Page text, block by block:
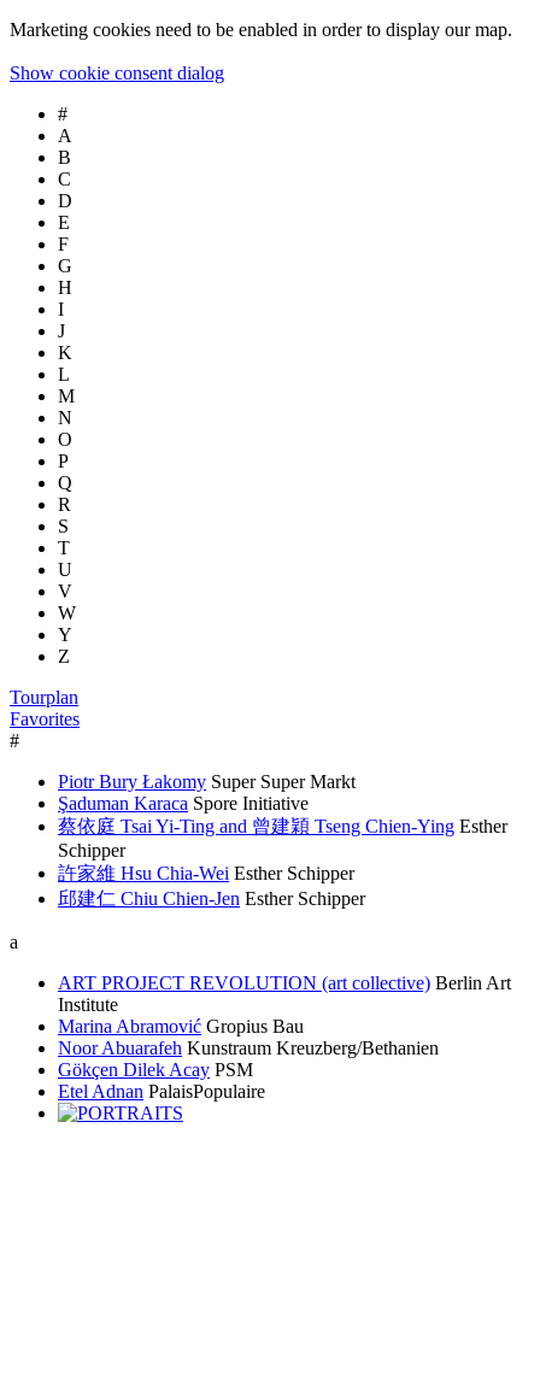
Marketing cookies need to be enabled in order to display our map.
Show cookie consent dialog
#
A
B
C
D
E
F
G
H
I
J
K
L
M
N
O
P
Q
R
S
T
U
V
W
Y
Z
Tourplan
Favorites
#
Piotr Bury Łakomy Super Super Markt
Şaduman Karaca Spore Initiative
蔡依庭 Tsai Yi-Ting and 曾建穎 Tseng Chien-Ying Esther
Schipper
許家維 Hsu Chia-Wei Esther Schipper
邱建仁 Chiu Chien-Jen Esther Schipper
a
ART PROJECT REVOLUTION (art collective) Berlin Art
Institute
Marina Abramović Gropius Bau
Noor Abuarafeh Kunstraum Kreuzberg/Bethanien
Gökçen Dilek Acay PSM
Etel Adnan PalaisPopulaire